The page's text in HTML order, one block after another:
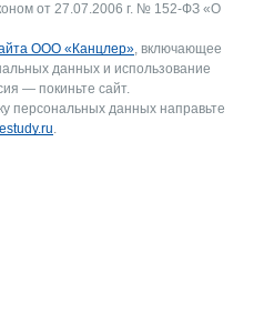
от 27.07.2006 г. № 152-ФЗ «О
ООО «Канцлер», включающее
данных и использование
— покиньте сайт.
персональных данных направьте
.